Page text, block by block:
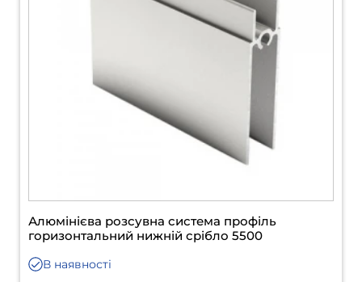
Алюмінієва розсувна система профіль
горизонтальний нижній срібло 5500
В наявності